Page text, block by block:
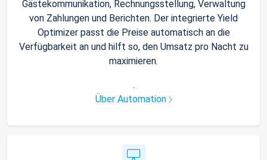
Gästekommunikation, Rechnungsstellung, Verwaltung
von Zahlungen und Berichten. Der integrierte Yield
Optimizer passt die Preise automatisch an die
Verfügbarkeit an und hilft so, den Umsatz pro Nacht zu
maximieren.
.
Über Automation